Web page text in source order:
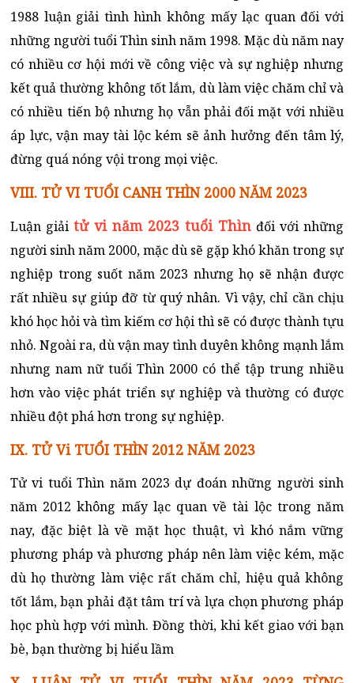
1988 luận giải tình hình không mấy lạc quan đối với
những người tuổi Thìn sinh năm 1998. Mặc dù năm nay
có nhiều cơ hội mới về công việc và sự nghiệp nhưng
kết quả thường không tốt lắm, dù làm việc chăm chỉ và
có nhiều tiến bộ nhưng họ vẫn phải đối mặt với nhiều
áp lực, vận may tài lộc kém sẽ ảnh hưởng đến tâm lý,
đừng quá nóng vội trong mọi việc.
VIII. TỬ VI TUỔI CANH THÌN 2000 NĂM 2023
Luận giải tử vi năm 2023 tuổi Thìn đối với những
người sinh năm 2000, mặc dù sẽ gặp khó khăn trong sự
nghiệp trong suốt năm 2023 nhưng họ sẽ nhận được
rất nhiều sự giúp đỡ từ quý nhân. Vì vậy, chỉ cần chịu
khó học hỏi và tìm kiếm cơ hội thì sẽ có được thành tựu
nhỏ. Ngoài ra, dù vận may tình duyên không mạnh lắm
nhưng nam nữ tuổi Thìn 2000 có thể tập trung nhiều
hơn vào việc phát triển sự nghiệp và thường có được
nhiều đột phá hơn trong sự nghiệp.
IX. TỬ Vi TUỔI THÌN 2012 NĂM 2023
Tử vi tuổi Thìn năm 2023 dự đoán những người sinh
năm 2012 không mấy lạc quan về tài lộc trong năm
nay, đặc biệt là về mặt học thuật, vì khó nắm vững
phương pháp và phương pháp nên làm việc kém, mặc
dù họ thường làm việc rất chăm chỉ, hiệu quả không
tốt lắm, bạn phải đặt tâm trí và lựa chọn phương pháp
học phù hợp với mình. Đồng thời, khi kết giao với bạn
bè, bạn thường bị hiểu lầm